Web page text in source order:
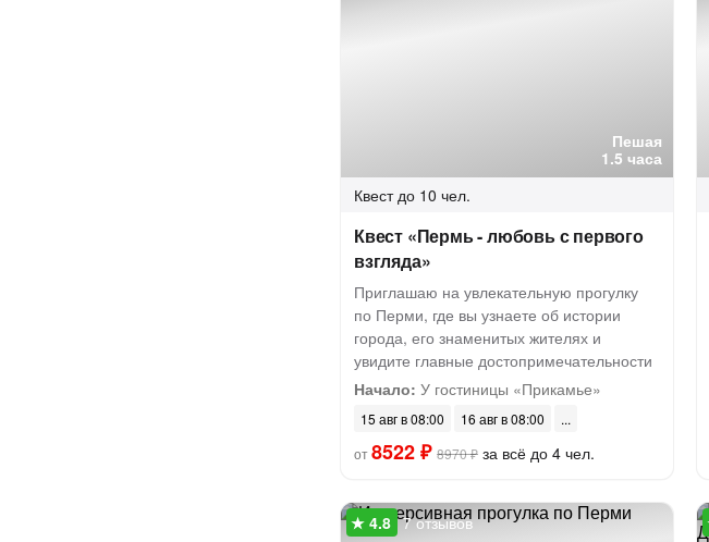
Пешая
1.5 часа
Квест до 10 чел.
Квест «Пермь - любовь с первого
взгляда»
Приглашаю на увлекательную прогулку
по Перми, где вы узнаете об истории
города, его знаменитых жителях и
увидите главные достопримечательности
Начало: У гостиницы «Прикамье»
15 авг в 08:00
16 авг в 08:00
от8522 ₽ 8970 ₽ за всё до 4 чел.
7 отзывов